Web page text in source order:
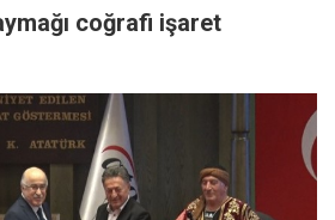
coğrafi işaret